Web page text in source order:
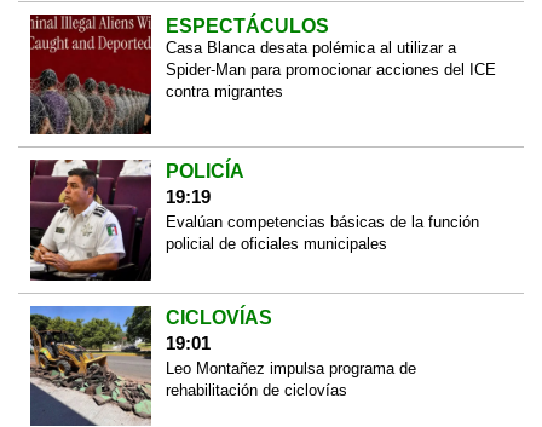
ESPECTÁCULOS
Casa Blanca desata polémica al utilizar a
Spider-Man para promocionar acciones del ICE
contra migrantes
POLICÍA
19:19
Evalúan competencias básicas de la función
policial de oficiales municipales
CICLOVÍAS
19:01
Leo Montañez impulsa programa de
rehabilitación de ciclovías